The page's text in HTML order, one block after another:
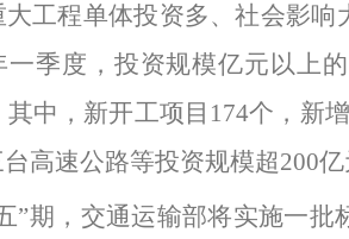
工程单体投资多、社会影响
一季度，投资规模亿元以上的
其中，新开工项目174个，新
高速公路等投资规模超200
”期，交通运输部将实施一